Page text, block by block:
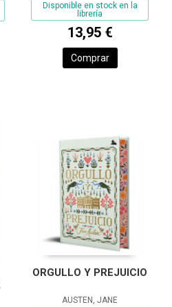
Disponible en stock en la
librería
13,95 €
Comprar
ORGULLO Y PREJUICIO
AUSTEN, JANE